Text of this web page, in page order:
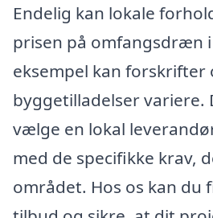
Endelig kan lokale
prisen på omfangsdræn
eksempel kan forskrifter
byggetilladelser variere.
vælge en lokal
med de specifikke krav,
området. Hos os kan du